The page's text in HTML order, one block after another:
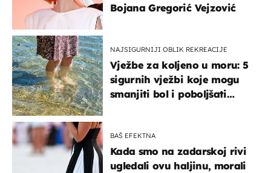
Bojana Gregorić Vejzović
NAJSIGURNIJI OBLIK REKREACIJE
Vježbe za koljeno u moru: 5
sigurnih vježbi koje mogu
smanjiti bol i poboljšati
BAŠ EFEKTNA
Kada smo na zadarskoj rivi
ugledali ovu haljinu, morali